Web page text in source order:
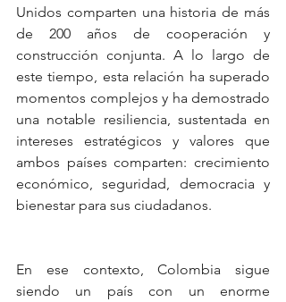
Unidos comparten una historia de más
de 200 años de cooperación y
construcción conjunta. A lo largo de
este tiempo, esta relación ha superado
momentos complejos y ha demostrado
una notable resiliencia, sustentada en
intereses estratégicos y valores que
ambos países comparten: crecimiento
económico, seguridad, democracia y
bienestar para sus ciudadanos.
En ese contexto, Colombia sigue
siendo un país con un enorme